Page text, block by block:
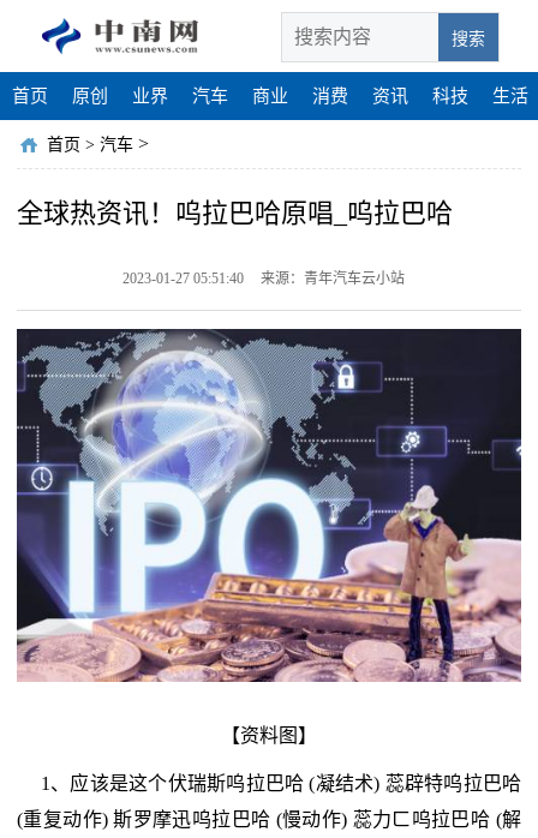
搜索
首页 原创 业界 汽车 商业 消费 资讯 科技 生活
首页 > 汽车 >
全球热资讯！呜拉巴哈原唱_呜拉巴哈
2023-01-27 05:51:40 来源：青年汽车云小站
【资料图】
1、应该是这个伏瑞斯呜拉巴哈 (凝结术) 蕊辟特呜拉巴哈
(重复动作) 斯罗摩迅呜拉巴哈 (慢动作) 蕊力ㄈ呜拉巴哈 (解